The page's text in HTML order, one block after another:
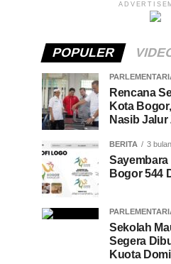
POPULER
Rencana
Kota
Nasib
BERITA 3
Bogor 544
Sekolah
Segera
Kuota